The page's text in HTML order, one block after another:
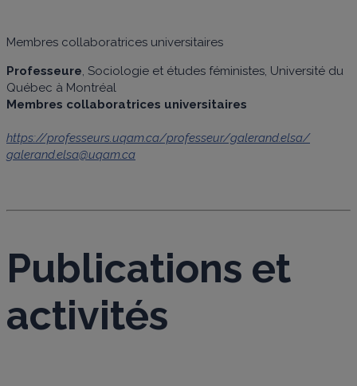
Membres collaboratrices universitaires
Professeure, Sociologie et études féministes, Université du
Québec à Montréal
Membres collaboratrices universitaires
https://professeurs.uqam.ca/professeur/galerand.elsa/
galerand.elsa@uqam.ca
Publications et
activités